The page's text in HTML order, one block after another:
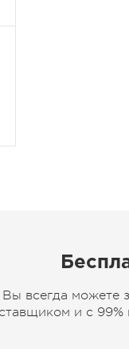
Вы всегда можете
и с 99%